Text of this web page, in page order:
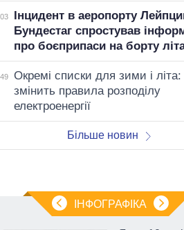
Інцидент в аеропорту
Бундестаг спростував
про боєприпаси на борту
Окремі списки для зими і
змінить правила розподілу
електроенергії
Більше новин
ІНФОГРАФІКА